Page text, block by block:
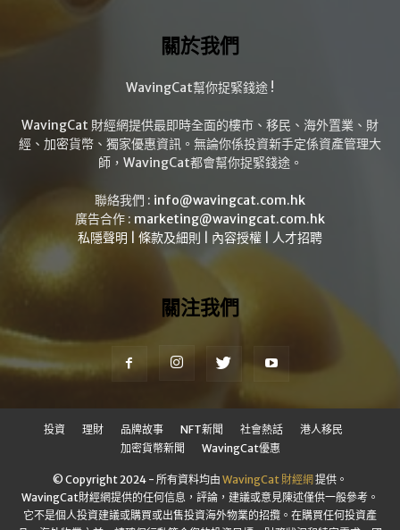
關於我們
WavingCat幫你捉緊錢途 !
WavingCat 財經網提供最即時全面的樓市、移民、海外置業、財
經、加密貨幣、獨家優惠資訊。無論你係投資新手定係資產管理大
師，WavingCat都會幫你捉緊錢途。
聯絡我們 : info@wavingcat.com.hk
廣告合作 : marketing@wavingcat.com.hk
私隱聲明
條款及細則 內容授權 人才招聘
關注我們
投資 理財 品牌故事 NFT新聞 社會熱話
港人移民
加密貨幣新聞
WavingCat優惠
© Copyright 2024 - 所有資料均由 WavingCat 財經網提供。
WavingCat財經網提供的任何信息，評論，建議或意見陳述僅供一般參考。
它不是個人投資建議或購買或出售投資海外物業的招攬。在購買任何投資產